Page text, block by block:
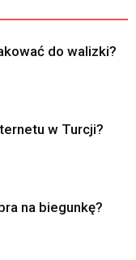
do walizki?
w Turcji?
na biegunkę?